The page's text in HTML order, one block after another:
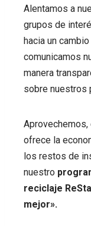
Alentamos a
grupos de
hacia un
comunicamos
manera
sobre nuestros
Aprovechemos,
ofrece la
los restos de
nuestro
reciclaje
mejor».